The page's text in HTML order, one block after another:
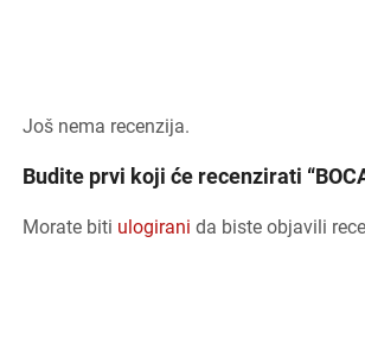
Još nema recenzija.
Budite prvi koji će recenzirati
Morate biti ulogirani da biste objavili